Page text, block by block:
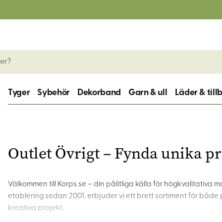
Tyger Sybehör Dekorband Garn & ull Läder &
Outlet Övrigt – Fynda unika
Välkommen till Korps.se – din pålitliga källa för högkvalitativa
etablering sedan 2001, erbjuder vi ett brett sortiment för
kreativa projekt.